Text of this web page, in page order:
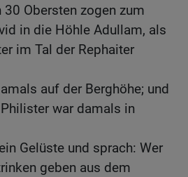
30 Obersten zogen zum
in die Höhle Adullam, als
im Tal der Rephaiter
auf der Berghöhe; und
war damals in
Gelüste und sprach: Wer
geben aus dem